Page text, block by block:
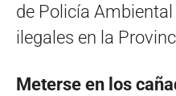
de Policía
ilegales en la
Meterse en los